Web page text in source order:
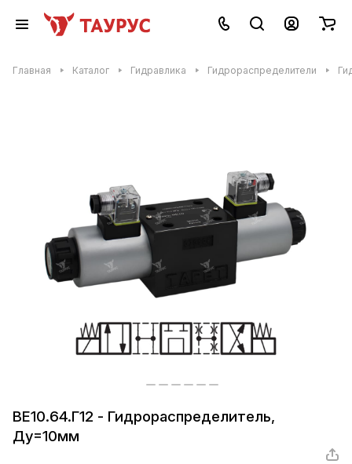
Главная Каталог Гидравлика Гидрораспределители
ВЕ10.64.Г12 - Гидрораспределитель,
Ду=10мм